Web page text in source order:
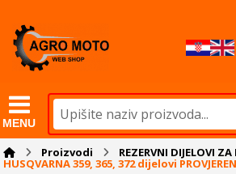
MENU
Proizvodi REZERVNI DIJELOVI
HUSQVARNA 359, 365, 372 dijelovi